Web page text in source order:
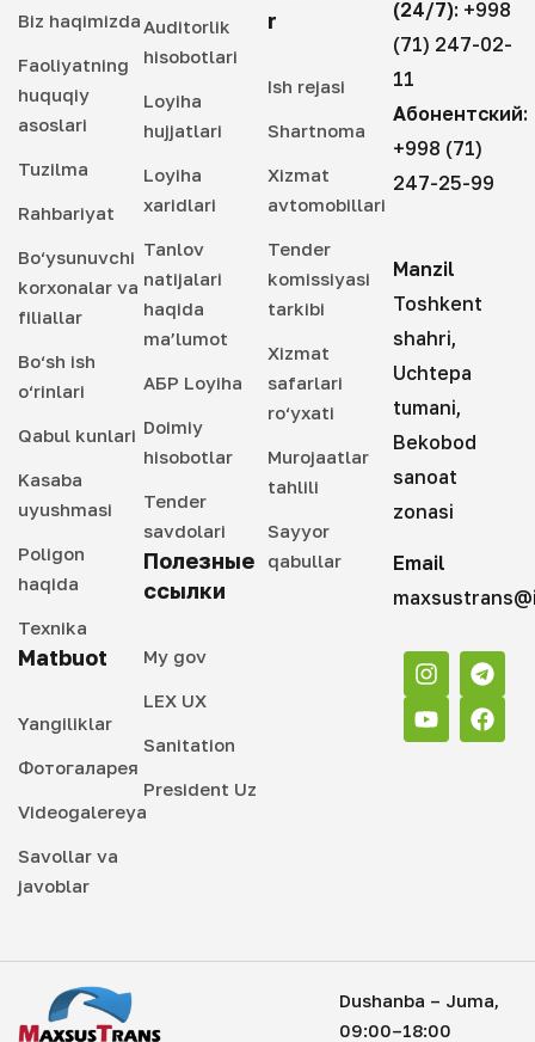
Biz haqimizda
Faoliyatning
huquqiy
asoslari
Tuzilma
Rahbariyat
Bo‘ysunuvchi
korxonalar va
filiallar
Bo‘sh ish
o‘rinlari
Qabul kunlari
Kasaba
uyushmasi
Poligon
haqida
Texnika
Matbuot
Yangiliklar
Фотогаларея
Videogalereya
Savollar va
javoblar
Auditorlik
hisobotlari
Loyiha
hujjatlari
Loyiha
xaridlari
Tanlov
natijalari
haqida
ma’lumot
АБР Loyiha
Doimiy
hisobotlar
Tender
savdolari
Полезные
ссылки
My gov
LEX UX
Sanitation
President Uz
r
Ish rejasi
Shartnoma
Xizmat
avtomobillari
Tender
komissiyasi
tarkibi
Xizmat
safarlari
ro‘yxati
Murojaatlar
tahlili
Sayyor
qabullar
(24/7): +998
(71) 247-02-
11
Абонентский:
+998 (71)
247-25-99
Manzil
Toshkent
shahri,
Uchtepa
tumani,
Bekobod
sanoat
zonasi
Email
Dushanba – Juma,
09:00–18:00